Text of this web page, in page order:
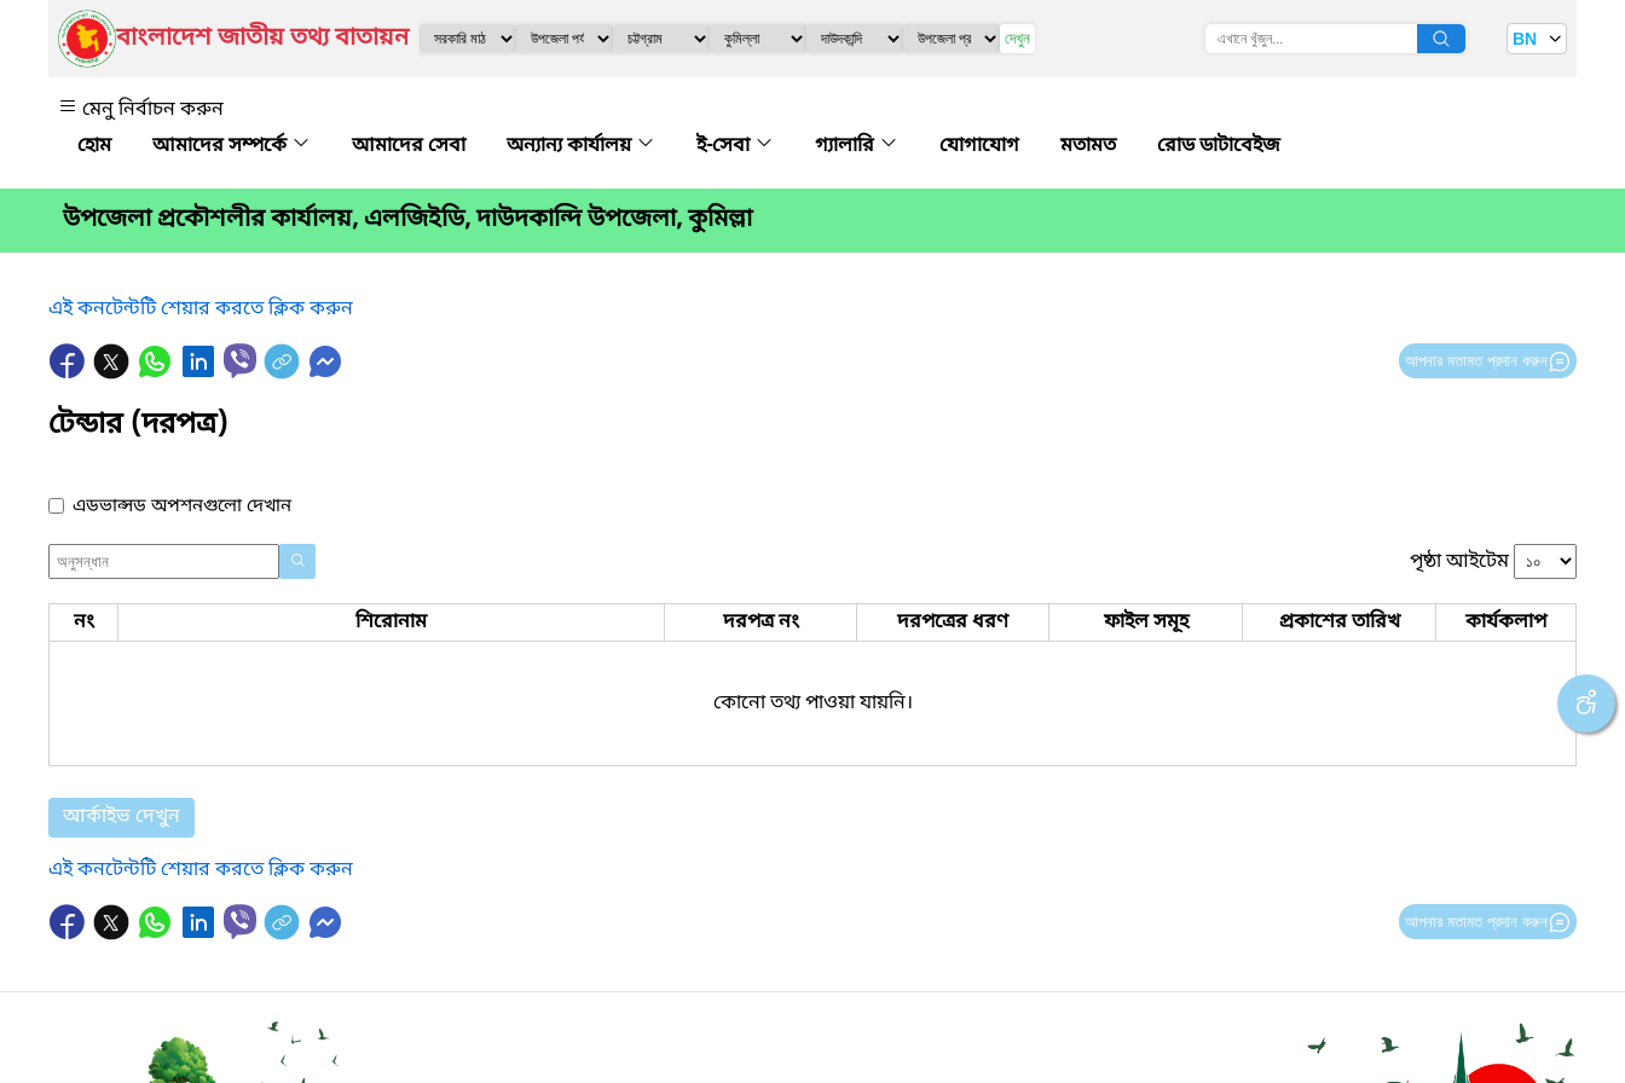
বাংলাদেশ জাতীয় তথ্য বাতায়ন দেখুন BN
মেনু নির্বাচন করুন
আমাদের সম্পর্কে
আমাদের সেবা অন্যান্য কার্যালয় ই-সেবা গ্যালারি যোগাযোগ মতামত রোড ডাটাবেইজ
উপজেলা প্রকৌশলীর কার্যালয়, এলজিইডি, দাউদকান্দি উপজেলা, কুমিল্লা
এই কনটেন্টটি শেয়ার করতে ক্লিক করুন
আপনার মতামত প্রদান করুন
টেন্ডার (দরপত্র)
এডভান্সড অপশনগুলো দেখান
পৃষ্ঠা আইটেম
নং শিরোনাম দরপত্র নং দরপত্রের ধরণ ফাইল সমূহ প্রকাশের তারিখ কার্যকলাপ
কোনো তথ্য পাওয়া যায়নি।
আর্কাইভ দেখুন
এই কনটেন্টটি শেয়ার করতে ক্লিক করুন
আপনার মতামত প্রদান করুন